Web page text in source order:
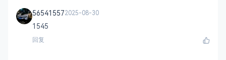
565415572025-08-30
1545
回复